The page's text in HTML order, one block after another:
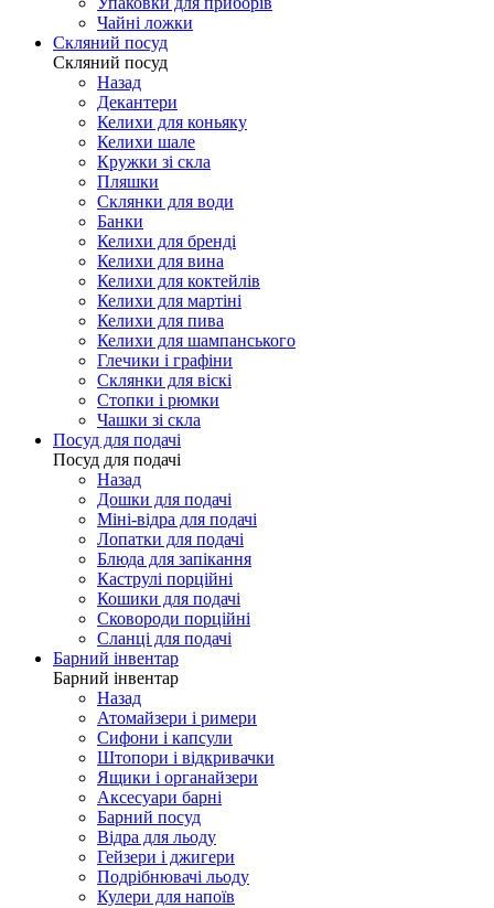
Чайні ложки
Скляний посуд
Скляний посуд
Назад
Декантери
Келихи для коньяку
Келихи шале
Кружки зі скла
Пляшки
Склянки для води
Банки
Келихи для бренді
Келихи для вина
Келихи для коктейлів
Келихи для мартіні
Келихи для пива
Келихи для шампанського
Глечики і графіни
Склянки для віскі
Стопки і рюмки
Чашки зі скла
Посуд для подачі
Посуд для подачі
Назад
Дошки для подачі
Міні-відра для подачі
Лопатки для подачі
Блюда для запікання
Каструлі порційні
Кошики для подачі
Сковороди порційні
Сланці для подачі
Барний інвентар
Барний інвентар
Назад
Атомайзери і римери
Сифони і капсули
Штопори і відкривачки
Ящики і органайзери
Аксесуари барні
Барний посуд
Відра для льоду
Гейзери і джигери
Подрібнювачі льоду
Кулери для напоїв